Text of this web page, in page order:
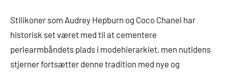
Stilikoner som Audrey Hepburn og Coco Chanel har
historisk set været med til at cementere
perlearmbåndets plads i modehierarkiet, men nutidens
stjerner fortsætter denne tradition med nye og